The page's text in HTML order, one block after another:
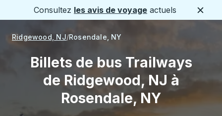
Consultez les avis de voyage actuels
Ridgewood, NJ Rosendale, NY
Billets de bus Trailways
de Ridgewood, NJ à
Rosendale, NY